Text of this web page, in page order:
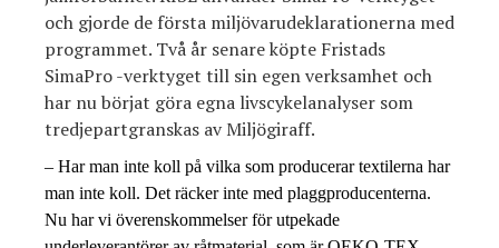
och gjorde de första miljövarudeklarationerna med
programmet. Två år senare köpte Fristads
SimaPro -verktyget till sin egen verksamhet och
har nu börjat göra egna livscykelanalyser som
tredjepartgranskas av Miljögiraff.
– Har man inte koll på vilka som producerar textilerna har
man inte koll. Det räcker inte med plaggproducenterna.
Nu har vi överenskommelser för utpekade